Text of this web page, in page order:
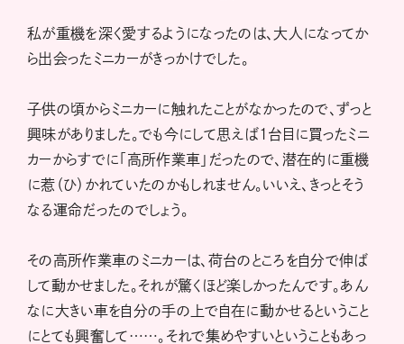
私が重機を深く愛するようになったのは、大人になってか
ら出会ったミニカーがきっかけでした。
子供の頃からミニカーに触れたことがなかったので、ずっと
興味がありました。でも今にして思えば1台目に買ったミニ
カーからすでに「高所作業車」だったので、潜在的に重機
に惹（ひ）かれていたのかもしれません。いいえ、きっとそう
なる運命だったのでしょう。
その高所作業車のミニカーは、荷台のところを自分で伸ば
して動かせました。それが驚くほど楽しかったんです。あん
なに大きい車を自分の手の上で自在に動かせるということ
にとても興奮して……。それで集めやすいということもあっ